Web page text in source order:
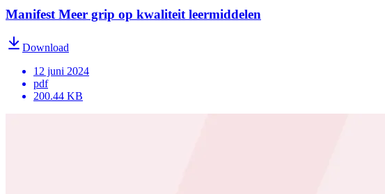
Manifest Meer grip op kwaliteit leermiddelen
Download
12 juni 2024
pdf
200.44 KB